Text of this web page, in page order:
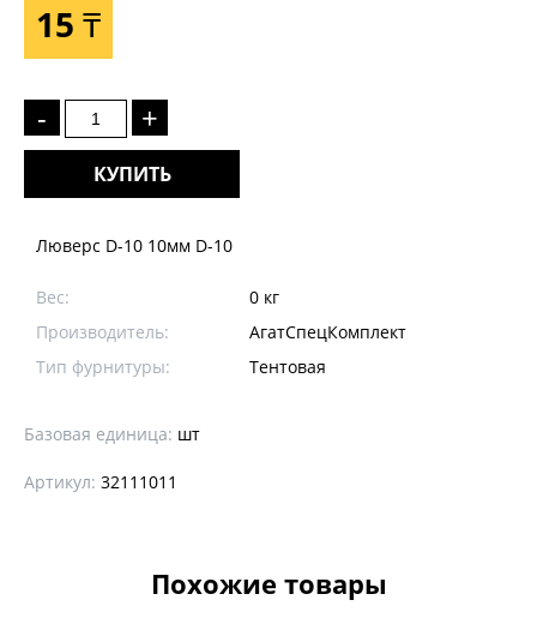
15 ₸
- +
КУПИТЬ
Люверс D-10 10мм D-10
Вес:
0 кг
Производитель:
АгатСпецКомплект
Тип фурнитуры:
Тентовая
Базовая единица: шт
Артикул: 32111011
Похожие товары